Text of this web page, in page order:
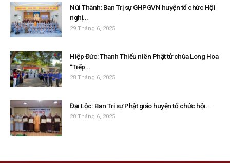
Núi Thành: Ban Trị sự GHPGVN huyện tổ chức Hội
nghị...
29 Tháng 6, 2025
Hiệp Đức: Thanh Thiếu niên Phật tử chùa Long Hoa
“Tiếp...
28 Tháng 6, 2025
Đại Lộc: Ban Trị sự Phật giáo huyện tổ chức hội...
28 Tháng 6, 2025